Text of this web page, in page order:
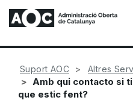
Suport AOC Altres
Amb qui contacto si
que estic fent?